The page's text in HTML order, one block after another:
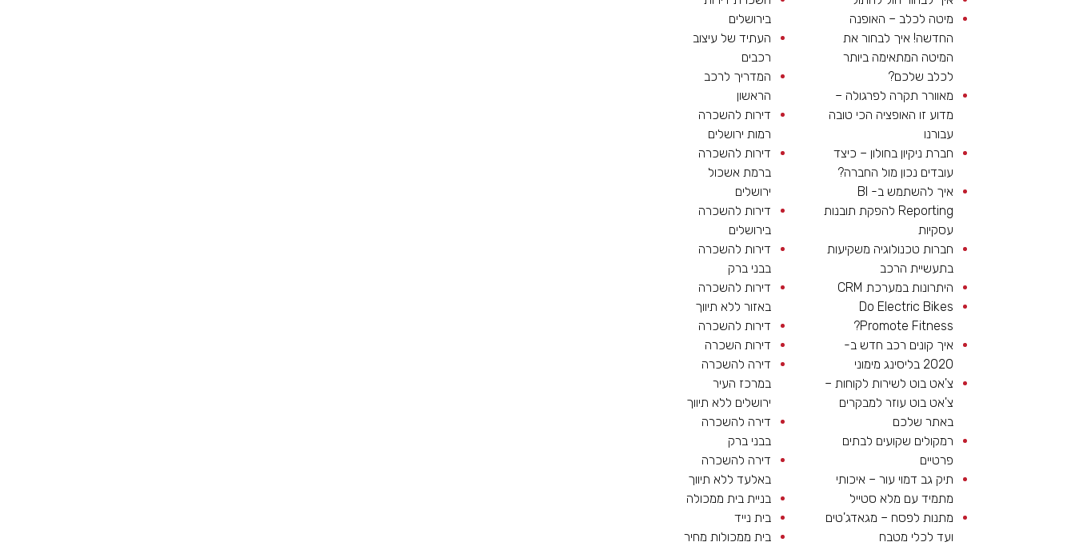
מיטה לכלב – האופנה
החדשה! איך לבחור את
המיטה המתאימה ביותר
לכלב שלכם?
מאוורר תקרה לפרגולה –
מדוע זו האופציה הכי טובה
עבורנו
חברת ניקיון בחולון – כיצד
עובדים נכון מול החברה?
איך להשתמש ב- BI
Reporting להפקת תובנות
עסקיות
חברות טכנולוגיה משקיעות
בתעשיית הרכב
היתרונות במערכת CRM
Do Electric Bikes
Promote Fitness?
איך קונים רכב חדש ב-
2020 בליסינג מימוני
צ'אט בוט לשירות לקוחות –
צ'אט בוט עוזר למבקרים
באתר שלכם
רמקולים שקועים לבתים
פרטיים
תיק גב דמוי עור – איכותי
מתמיד עם מלא סטייל
מתנות לפסח – מגאדג'טים
ועד לכלי מטבח
בירושלים
העתיד של עיצוב
רכבים
המדריך לרכב
הראשון
דירות להשכרה
רמות ירושלים
דירות להשכרה
ברמת אשכול
ירושלים
דירות להשכרה
בירושלים
דירות להשכרה
בבני ברק
דירות להשכרה
באזור ללא תיווך
דירות להשכרה
דירות השכרה
דירה להשכרה
במרכז העיר
ירושלים ללא תיווך
דירה להשכרה
בבני ברק
דירה להשכרה
באלעד ללא תיווך
בניית בית ממכולה
בית נייד
בית ממכולות מחיר